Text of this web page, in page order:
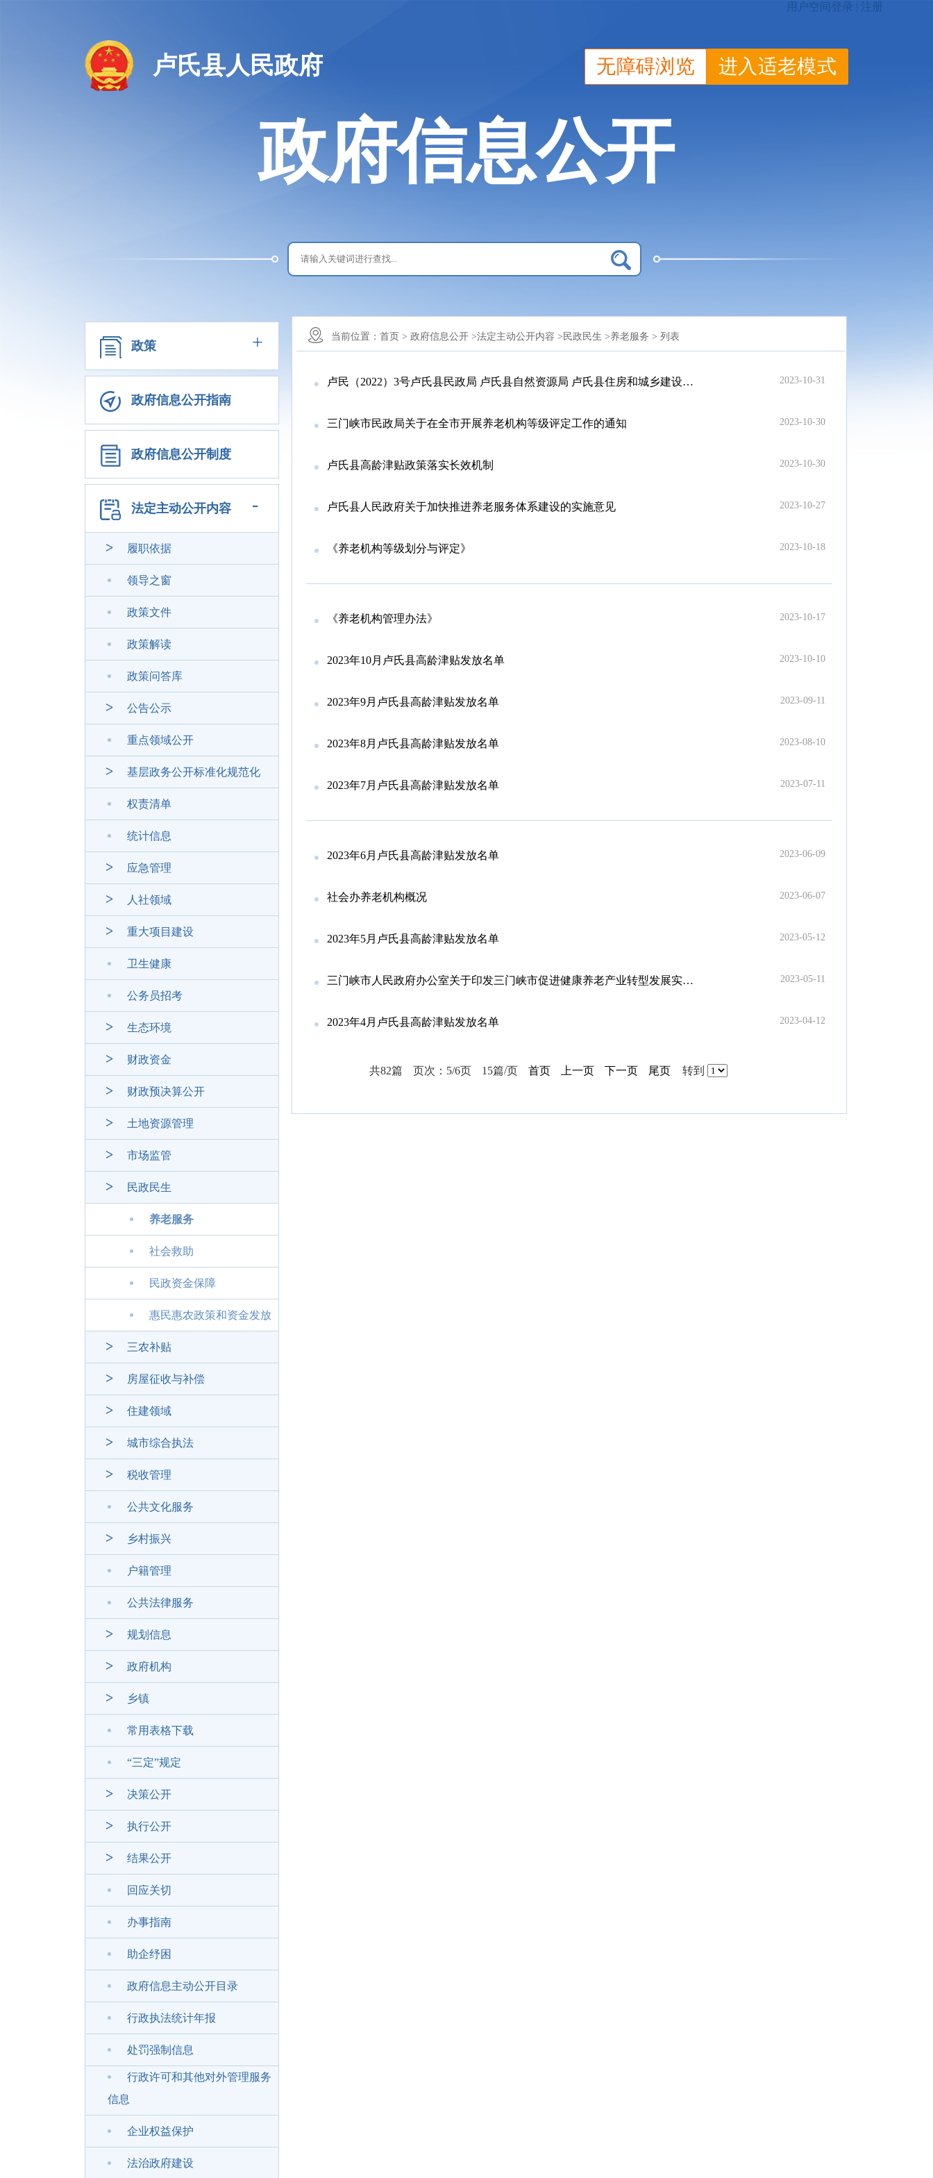
卢氏县人民政府 无障碍浏览 进入适老模式
政府信息公开
政策 +
政府信息公开指南
政府信息公开制度
法定主动公开内容 -
履职依据
领导之窗
政策文件
政策解读
政策问答库
公告公示
重点领域公开
基层政务公开标准化规范化
权责清单
统计信息
应急管理
人社领域
重大项目建设
卫生健康
公务员招考
生态环境
财政资金
财政预决算公开
土地资源管理
市场监管
民政民生
养老服务
社会救助
民政资金保障
惠民惠农政策和资金发放
三农补贴
房屋征收与补偿
住建领域
城市综合执法
税收管理
公共文化服务
乡村振兴
户籍管理
公共法律服务
规划信息
政府机构
乡镇
常用表格下载
“三定”规定
决策公开
执行公开
结果公开
回应关切
办事指南
助企纾困
政府信息主动公开目录
行政执法统计年报
处罚强制信息
行政许可和其他对外管理服务
信息
企业权益保护
法治政府建设
当前位置： 首页 > 政府信息公开 >法定主动公开内容 > 民政民生 >养老服务 > 列表
卢民（2022）3号卢氏县民政局 卢氏县自然资源局 卢氏县住房和城乡建设局关于印发《卢氏县社区养老服务设施配建移交管理办法》的通知 2023-10-31
三门峡市民政局关于在全市开展养老机构等级评定工作的通知 2023-10-30
卢氏县高龄津贴政策落实长效机制 2023-10-30
卢氏县人民政府关于加快推进养老服务体系建设的实施意见 2023-10-27
《养老机构等级划分与评定》 2023-10-18
《养老机构管理办法》 2023-10-17
2023年10月卢氏县高龄津贴发放名单 2023-10-10
2023年9月卢氏县高龄津贴发放名单 2023-09-11
2023年8月卢氏县高龄津贴发放名单 2023-08-10
2023年7月卢氏县高龄津贴发放名单 2023-07-11
2023年6月卢氏县高龄津贴发放名单 2023-06-09
社会办养老机构概况 2023-06-07
2023年5月卢氏县高龄津贴发放名单 2023-05-12
三门峡市人民政府办公室关于印发三门峡市促进健康养老产业转型发展实施方案的通知 2023-05-11
2023年4月卢氏县高龄津贴发放名单 2023-04-12
共82篇 页次：5/6页 15篇/页 首页 上一页 下一页 尾页 转到